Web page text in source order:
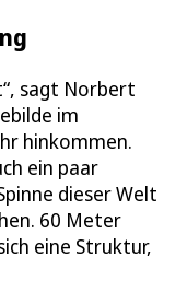
sagt Norbert
im
hinkommen.
ein paar
dieser Welt
60 Meter
eine Struktur,